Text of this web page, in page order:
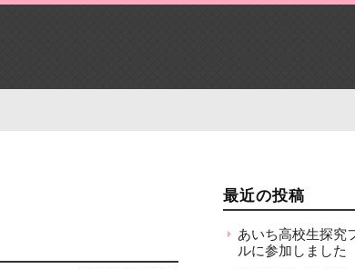
最近の投稿
あいち高校生探究
ルに参加しました